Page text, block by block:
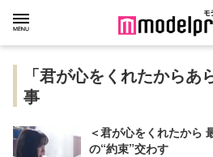
「君が心をくれたから
事
＜君が心をくれたから
の“約束”交わす